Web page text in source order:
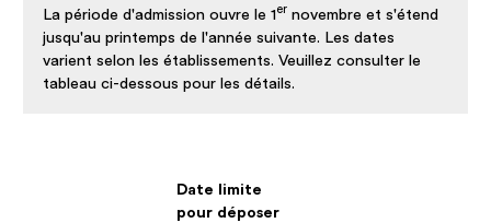
La période d'admission ouvre le 1er novembre et s'étend
jusqu'au printemps de l'année suivante. Les dates
varient selon les établissements. Veuillez consulter le
tableau ci-dessous pour les détails.
Date limite
pour déposer